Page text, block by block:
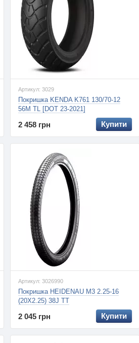
Артикул: 3029
Покришка KENDA K761 130/70-12
56M TL [DOT 23-2021]
2 458 грн Купити
Артикул: 3026990
Покришка HEIDENAU M3 2.25-16
(20X2.25) 38J TT
2 045 грн Купити